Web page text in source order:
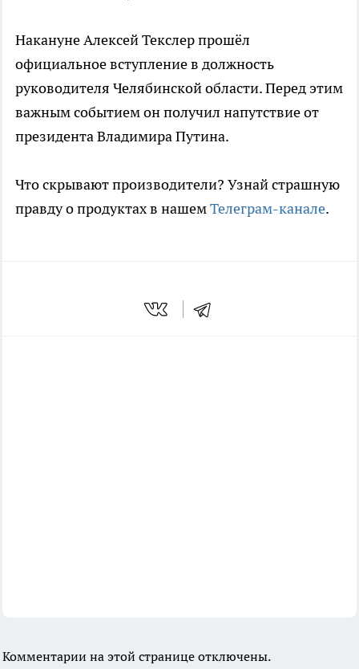
Накануне Алексей Текслер прошёл
официальное вступление в должность
руководителя Челябинской области. Перед этим
важным событием он получил напутствие от
президента Владимира Путина.
Что скрывают производители? Узнай страшную
правду о продуктах в нашемТелеграм-канале.
Комментарии на этой странице отключены.